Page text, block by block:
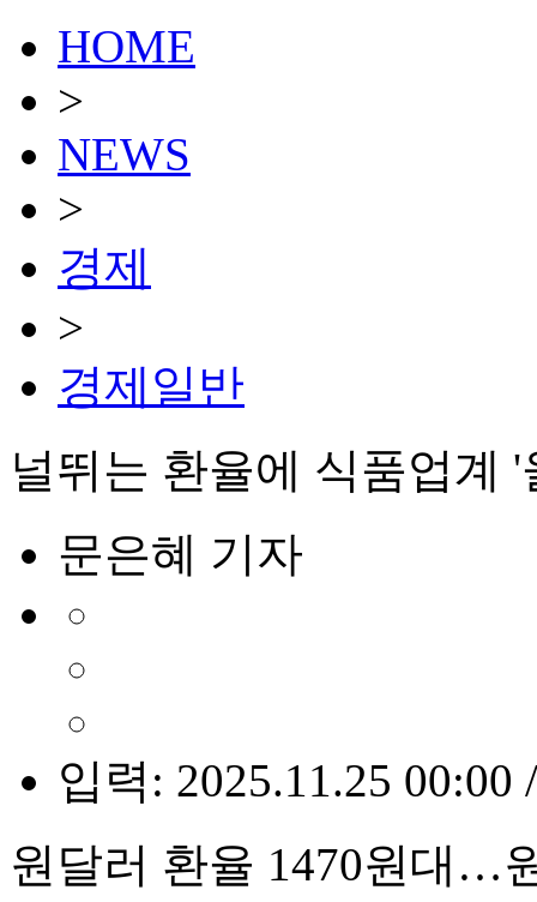
HOME
>
NEWS
>
경제
>
경제일반
널뛰는 환율에 식품업계
문은혜 기자
입력: 2025.11.25 00:00
원달러 환율 1470원대…